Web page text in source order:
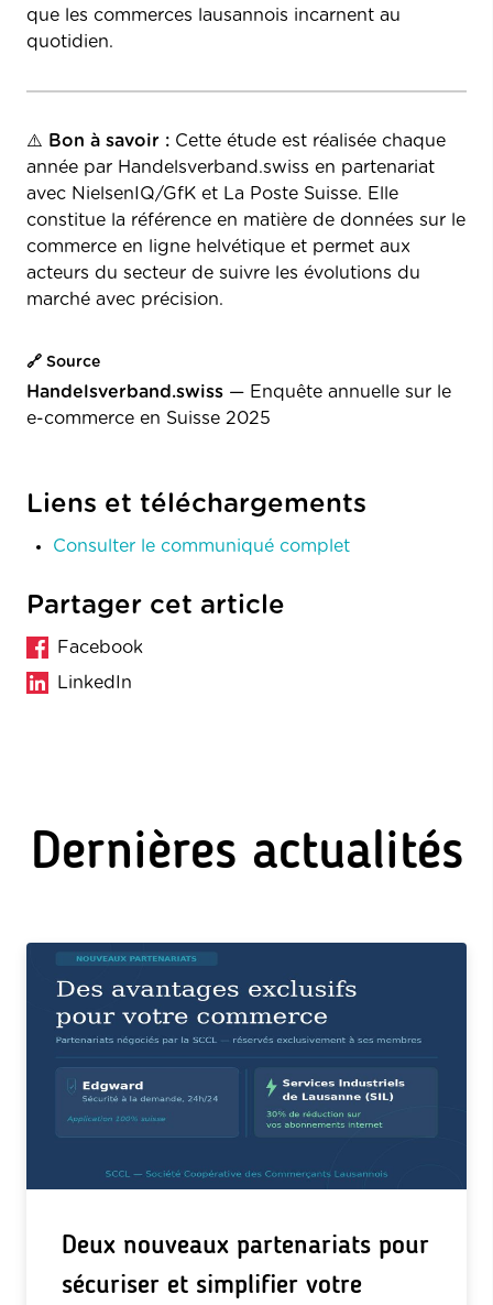
que les commerces lausannois incarnent au
quotidien.
⚠️ Bon à savoir : Cette étude est réalisée chaque
année par Handelsverband.swiss en partenariat
avec NielsenIQ/GfK et La Poste Suisse. Elle
constitue la référence en matière de données sur le
commerce en ligne helvétique et permet aux
acteurs du secteur de suivre les évolutions du
marché avec précision.
🔗 Source
Handelsverband.swiss — Enquête annuelle sur le
e-commerce en Suisse 2025
Liens et téléchargements
Consulter le communiqué complet
Partager cet article
Facebook
LinkedIn
Dernières actualités
Deux nouveaux partenariats pour
sécuriser et simplifier votre